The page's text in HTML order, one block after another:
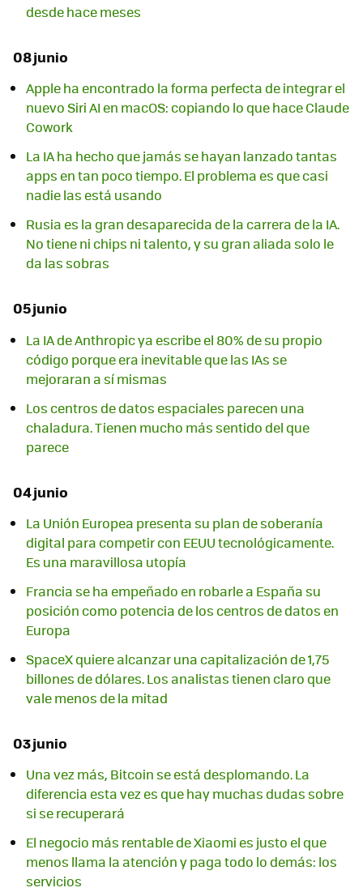
desde hace meses
08 junio
Apple ha encontrado la forma perfecta de integrar el
nuevo Siri AI en macOS: copiando lo que hace Claude
Cowork
La IA ha hecho que jamás se hayan lanzado tantas
apps en tan poco tiempo. El problema es que casi
nadie las está usando
Rusia es la gran desaparecida de la carrera de la IA.
No tiene ni chips ni talento, y su gran aliada solo le
da las sobras
05 junio
La IA de Anthropic ya escribe el 80% de su propio
código porque era inevitable que las IAs se
mejoraran a sí mismas
Los centros de datos espaciales parecen una
chaladura. Tienen mucho más sentido del que
parece
04 junio
La Unión Europea presenta su plan de soberanía
digital para competir con EEUU tecnológicamente.
Es una maravillosa utopía
Francia se ha empeñado en robarle a España su
posición como potencia de los centros de datos en
Europa
SpaceX quiere alcanzar una capitalización de 1,75
billones de dólares. Los analistas tienen claro que
vale menos de la mitad
03 junio
Una vez más, Bitcoin se está desplomando. La
diferencia esta vez es que hay muchas dudas sobre
si se recuperará
El negocio más rentable de Xiaomi es justo el que
menos llama la atención y paga todo lo demás: los
servicios